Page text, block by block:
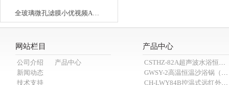
全玻璃微孔滤膜小优视频APP官网下载为爱而生满足大容量的实验要求
网站栏目
公司介绍
产品中心
新闻动态
技术支持
产品中心
CSTHZ-82A超声波水浴恒温小优视频老版本
GWSY-2高温恒温沙浴锅（600℃）
CH-LWY84B控温式远红外消煮炉